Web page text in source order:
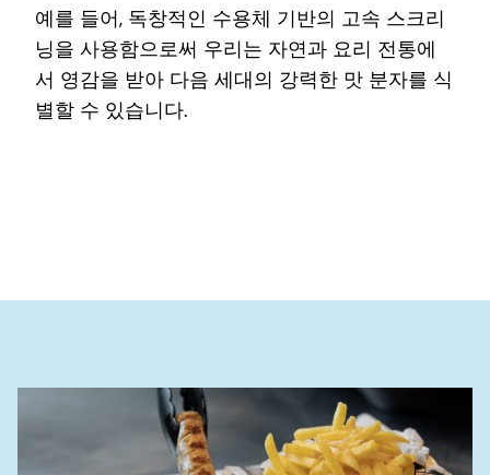
예를 들어, 독창적인 수용체 기반의 고속 스크리
닝을 사용함으로써 우리는 자연과 요리 전통에
서 영감을 받아 다음 세대의 강력한 맛 분자를 식
별할 수 있습니다.